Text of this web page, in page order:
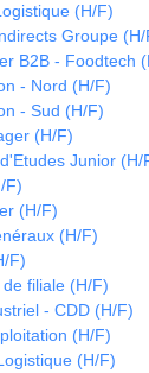
(H/F)
Groupe (H/
B2B - Foodtech
- Nord (H/F)
- Sud (H/F)
(H/F)
Junior (H/
F)
(H/F)
(H/F)
F)
filiale (H/F)
- CDD (H/F)
(H/F)
(H/F)